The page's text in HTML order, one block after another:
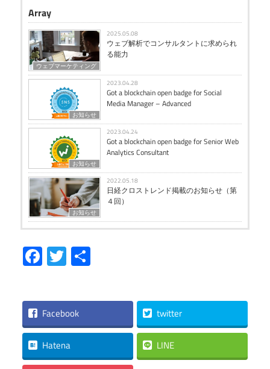
Array
ウェブマーケティング
2025.05.08
ウェブ解析でコンサルタントに求められ
る能力
お知らせ
2023.04.28
Got a blockchain open badge for Social
Media Manager – Advanced
お知らせ
2023.04.24
Got a blockchain open badge for Senior Web
Analytics Consultant
お知らせ
2022.05.18
日経クロストレンド掲載のお知らせ（第
４回）
Facebook
Twitter
Facebook twitter
Hatena LINE